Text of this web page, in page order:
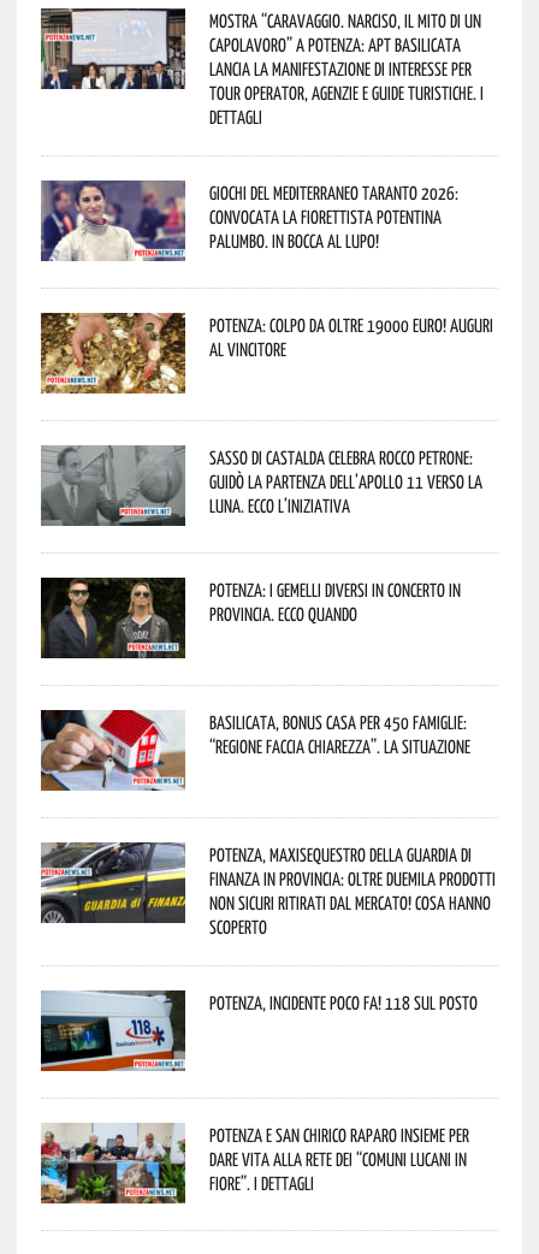
Mostra “Caravaggio. Narciso, il mito di un
capolavoro” a Potenza: APT Basilicata
lancia la manifestazione di interesse per
Tour Operator, Agenzie e Guide Turistiche. I
dettagli
Giochi del Mediterraneo Taranto 2026:
convocata la fiorettista potentina
Palumbo. In bocca al lupo!
Potenza: colpo da oltre 19000 Euro! Auguri
al vincitore
Sasso di Castalda celebra Rocco Petrone:
guidò la partenza dell’Apollo 11 verso la
Luna. Ecco l’iniziativa
Potenza: i Gemelli DiVersi in concerto in
provincia. Ecco quando
Basilicata, Bonus casa per 450 famiglie:
“Regione faccia chiarezza”. La situazione
Potenza, maxisequestro della Guardia di
Finanza in provincia: oltre duemila prodotti
non sicuri ritirati dal mercato! Cosa hanno
scoperto
Potenza, incidente poco fa! 118 sul posto
Potenza e San Chirico Raparo insieme per
dare vita alla rete dei “Comuni Lucani in
Fiore”. I dettagli